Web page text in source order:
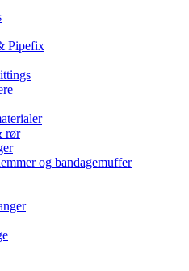
Pipefix
rør
og bandagemuffer